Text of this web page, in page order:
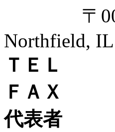
〒000-
Northfield,
ＴＥＬ
ＦＡＸ
代表者